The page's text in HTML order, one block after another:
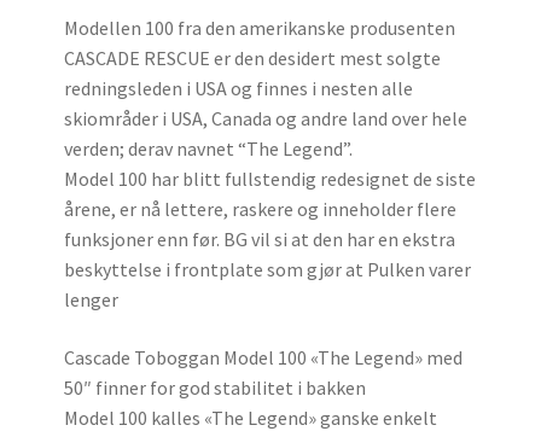
Modellen 100 fra den amerikanske produsenten
CASCADE RESCUE er den desidert mest solgte
redningsleden i USA og finnes i nesten alle
skiområder i USA, Canada og andre land over hele
verden; derav navnet “The Legend”.
Model 100 har blitt fullstendig redesignet de siste
årene, er nå lettere, raskere og inneholder flere
funksjoner enn før. BG vil si at den har en ekstra
beskyttelse i frontplate som gjør at Pulken varer
lenger
Cascade Toboggan Model 100 «The Legend» med
50″ finner for god stabilitet i bakken
Model 100 kalles «The Legend» ganske enkelt